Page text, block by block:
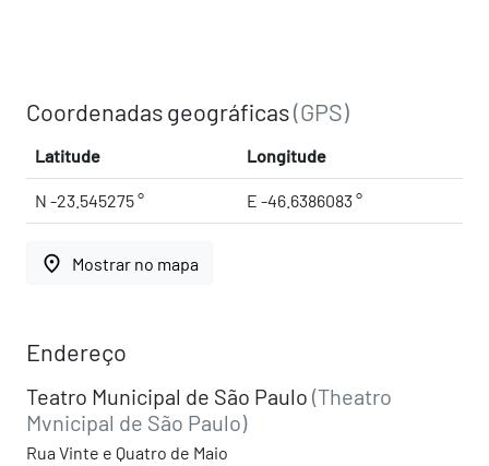
Coordenadas geográficas(GPS)
Latitude Longitude
N -23.545275 ° E -46.6386083 °
place Mostrar no mapa
Endereço
Teatro Municipal de São Paulo (Theatro
Mvnicipal de São Paulo)
Rua Vinte e Quatro de Maio